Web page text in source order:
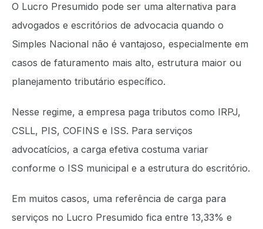
O Lucro Presumido pode ser uma alternativa para
advogados e escritórios de advocacia quando o
Simples Nacional não é vantajoso, especialmente em
casos de faturamento mais alto, estrutura maior ou
planejamento tributário específico.
Nesse regime, a empresa paga tributos como IRPJ,
CSLL, PIS, COFINS e ISS. Para serviços
advocatícios, a carga efetiva costuma variar
conforme o ISS municipal e a estrutura do escritório.
Em muitos casos, uma referência de carga para
serviços no Lucro Presumido fica entre 13,33% e